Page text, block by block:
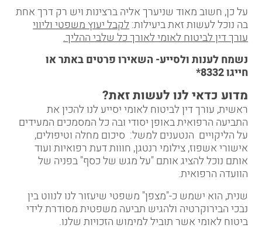
על כן, חשוב מאוד שניערך אליה ברצינות ויש רק דרך אחת
בה נוכל לעשות זאת ביעילות:לקבל יעוץ משפטי וליווי
עורך דין לביטוח לאומי לאורך כל שלבי ההליך.
נשמח לענות ולסייע- השאירו פרטים באתראו
חייגו8332*
מדוע כדאי לנו לעשות זאת?
ראשית, עורך דין לביטוח לאומי יסייע לנו להכין את
התביעה הרפואית באופן יסודי ובה כל המסמכים המעידים
על הליקויים הנטענים למשל: סיכום מחלה וטיפולים,
אישורי אשפוז, צילומי רנטגן, חווות דעת רפואיות ועוד
אותם נוכל להציג אותם "על מגש של כסף" בפניה של
הוועדה הרפואית.
שנית, הוא ישמש כ-"מצפן" משפטי שיעזור לנו לנווט בין
נבכי הבירוקרטיה ולהגיש תביעה משפטית מסודרת לידי
ביטוח לאומי אשר תוביל למימוש הזכויות שלנו.